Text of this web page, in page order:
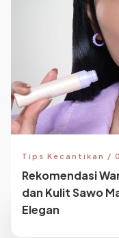
Tips Kecantikan /
Rekomendasi
dan Kulit Sawo
Elegan